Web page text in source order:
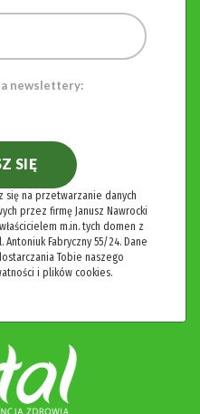
newslettery:
SIĘ
się na przetwarzanie danych
przez firmę Janusz Nawrocki
m.in. tych domen z
Antoniuk Fabryczny 55/24. Dane
Tobie naszego
i plików cookies.